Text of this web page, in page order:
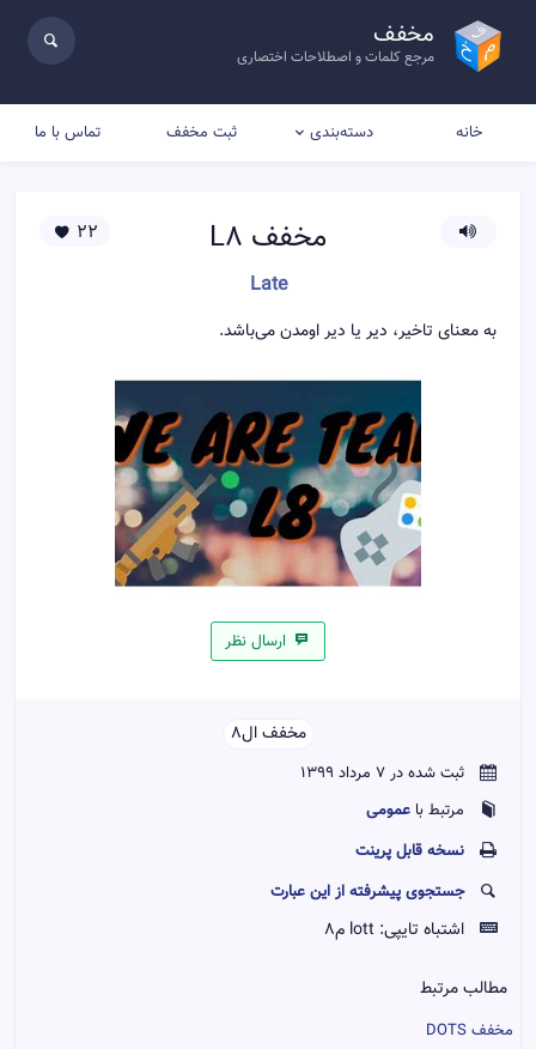
مخفف
مرجع کلمات و اصطلاحات اختصاری
خانه دسته‌بندی ثبت مخفف تماس با ما
مخفف L8
Late
22
به معنای تاخیر، دیر یا دیر اومدن می‌باشد.
ارسال نظر
مخفف ال‌8‌‌
ثبت شده در 7 مرداد 1399
مرتبط باعمومی
نسخه قابل پرينت
جستجوی پیشرفته از این عبارت
اشتباه تایپی: lott م8
مطالب مرتبط
مخفف DOTS